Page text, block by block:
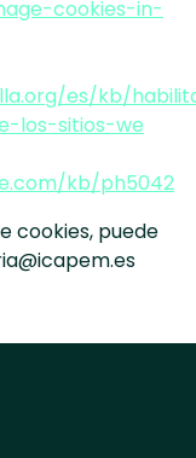
cookies-in-
es/kb/
los-sitios-we
kb/ph5042
cookies, puede